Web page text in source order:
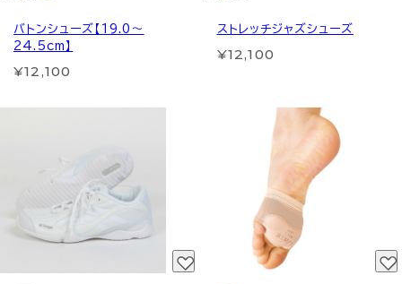
バトンシューズ【19.0～
24.5cm】
¥12,100
ストレッチジャズシューズ
¥12,100